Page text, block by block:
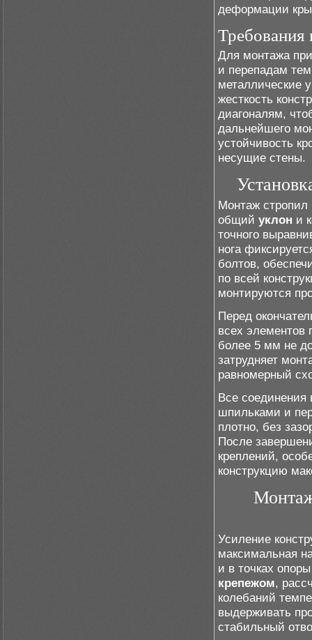
деформации
Для монтажа
и перепадам
металлические
жесткость
диагоналям,
дальнейшего
устойчивость
несущие стены.
Монтаж стропил
общий уклон и
точного
нога
болтов,
по всей
монтируются
Перед
всех элементов
более 5 мм не
затрудняет
равномерный
Все
шпильками и
плотно, без
После
креплений,
конструкцию
Усиление
максимальная
и в точках
крепежом,
колебаний
выдерживать
стабильный